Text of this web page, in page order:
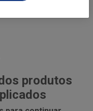
produtos